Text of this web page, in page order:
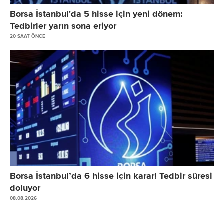
Borsa İstanbul'da 5 hisse için yeni dönem:
Tedbirler yarın sona eriyor
20 SAAT ÖNCE
Borsa İstanbul’da 6 hisse için karar! Tedbir süresi
doluyor
08.08.2026